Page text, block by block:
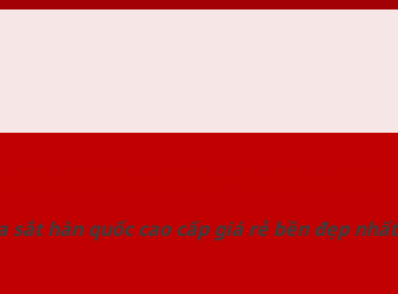
sắt hàn quốc cao cấp giá rẻ bền đẹp